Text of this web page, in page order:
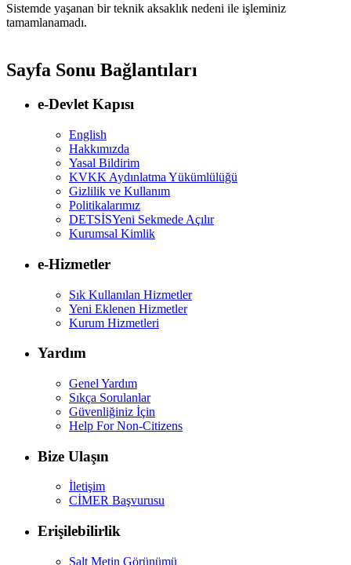
Sistemde yaşanan bir teknik aksaklık nedeni ile işleminiz
tamamlanamadı.
Sayfa Sonu Bağlantıları
e-Devlet Kapısı
English
Hakkımızda
Yasal Bildirim
KVKK Aydınlatma Yükümlülüğü
Gizlilik ve Kullanım
Politikalarımız
DETSİSYeni Sekmede Açılır
Kurumsal Kimlik
e-Hizmetler
Sık Kullanılan Hizmetler
Yeni Eklenen Hizmetler
Kurum Hizmetleri
Yardım
Genel Yardım
Sıkça Sorulanlar
Güvenliğiniz İçin
Help For Non-Citizens
Bize Ulaşın
İletişim
CİMER Başvurusu
Erişilebilirlik
Salt Metin Görünümü